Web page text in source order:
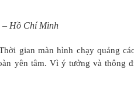
– Hồ Chí Minh
gian màn hình chạy quảng
yên tâm. Vì ý tưởng và thông